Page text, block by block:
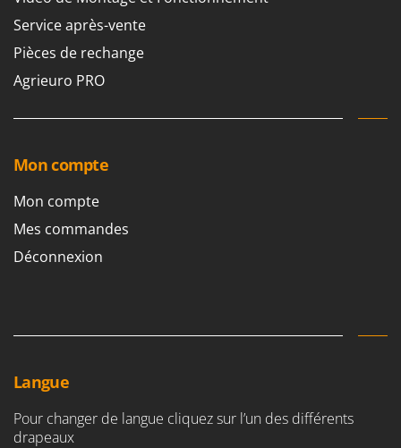
Omas
Ompagrill
Ooni
P
Palumbo Pavi
Partisani
Paterlini
R
Rato
Service après-vente
Pièces de rechange
Agrieuro PRO
Mon compte
Mon compte
Mes commandes
Déconnexion
Langue
Pour changer de langue cliquez sur l’un des différents
drapeaux